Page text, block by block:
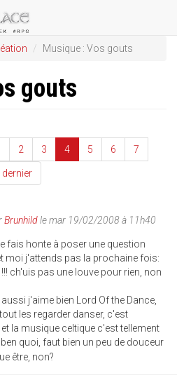
Musique : Vos gouts
gouts
2 3 4 5 6 7
dernier
Brunhildle mar 19/02/2008 à 11h40
fais honte à poser une question
moi j'attends pas la prochaine fois:
!!! ch'uis pas une louve pour rien, non
j'aime bien Lord Of the Dance,
les regarder danser, c'est
et la musique celtique c'est tellement
ben quoi, faut bien un peu de douceur
être, non?